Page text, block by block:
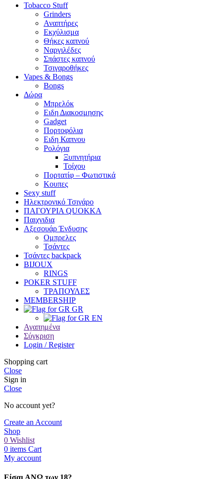
Tobacco Stuff
Grinders
Αναπτήρες
Εκχύλισμα
Θήκες καπνού
Ναργιλέδες
Σπάστες καπνού
Τσιγαροθήκες
Vapes & Bongs
Bongs
Δώρα
Μπρελόκ
Eιδη Διακοσμησης
Gadget
Πορτοφόλια
Ειδη Καπνου
Ρολόγια
Ξυπνητήρια
Τοίχου
Πορτατίφ – Φωτιστικά
Κουπες
Sexy stuff
Ηλεκτρονικό Τσιγάρο
ΠΑΓΟΥΡΙΑ QUOKKA
Παιχνιδια
Αξεσουάρ Ένδυσης
Oμπρελες
Τσάντες
Τσάντες backpack
BIJOUX
RINGS
POKER STUFF
ΤΡΑΠΟΥΛΕΣ
MEMBERSHIP
GR
EN
Αγαπημένα
Σύγκριση
Login / Register
Shopping cart
Close
Sign in
Close
No account yet?
Create an Account
Shop
0 Wishlist
0 items Cart
My account